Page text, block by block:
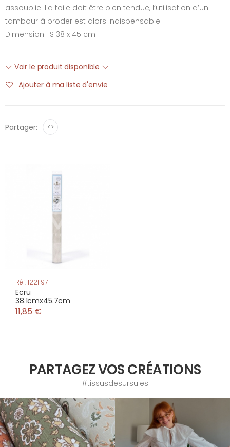
assouplie. La toile doit être bien tendue, l’utilisation d’un
tambour à broder est alors indispensable.
Dimension : S 38 x 45 cm
Voir le produit disponible
Ajouter à ma liste d'envie
Partager: <>
Réf: 1221197
Ecru
38.1cmx45.7cm
11,85 €
PARTAGEZ VOS CRÉATIONS
#tissusdesursules